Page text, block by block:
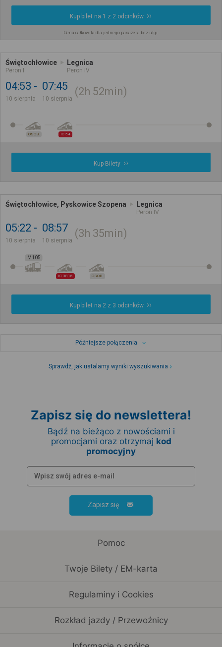
Kup bilet na 1 z 2 odcinków
Cena całkowita dla jednego pasażera bez ulgi
Świętochłowice
Peron I
Legnica
Peron IV
04:53
10 sierpnia
07:45
10 sierpnia
2h 52min
OSOB. IC 54
Kup Bilety
Świętochłowice, Pyskowice Szopena Legnica
Peron IV
05:22
10 sierpnia
08:57
10 sierpnia
3h 35min
M105
IC 3816 OSOB.
Kup bilet na 2 z 3 odcinków
Późniejsze połączenia
Sprawdź, jak ustalamy wyniki wyszukiwania
Zapisz się do newslettera!
Bądź na bieżąco z nowościami i
promocjami oraz otrzymaj kod
promocyjny
Zapisz się
Pomoc
Twoje Bilety / EM-karta
Regulaminy i Cookies
Rozkład jazdy / Przewoźnicy